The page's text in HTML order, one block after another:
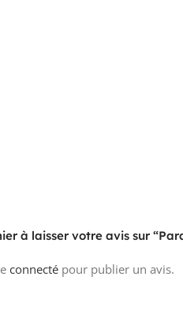
à laisser votre avis sur
connecté pour publier un avis.